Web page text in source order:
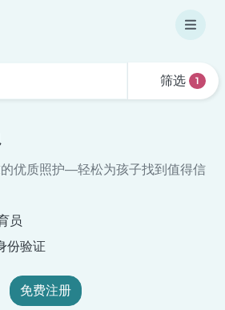
筛选 1
优质照护—轻松为孩子找到值得信
员
份验证
免费注册